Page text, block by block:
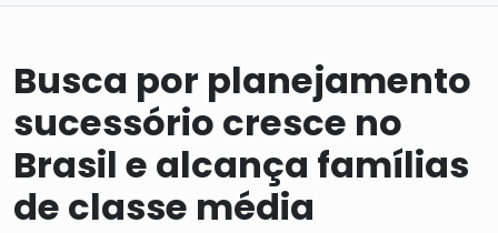
Busca por planejamento
sucessório cresce no
Brasil e alcança famílias
de classe média